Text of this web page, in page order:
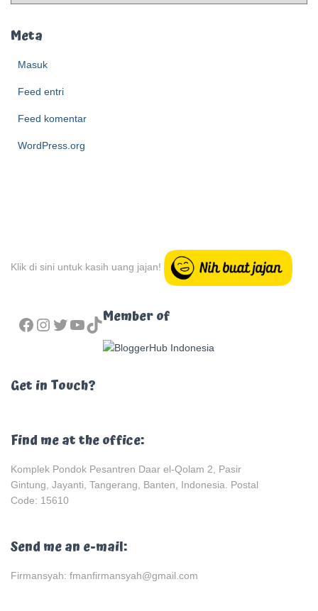
h
Meta
Masuk
Feed entri
Feed komentar
WordPress.org
Klik di sini untuk kasih uang jajan!
FACEBOOK INSTAGRAM TWITTER YOUTUBE TIKTOK
Member of
Get in Touch?
Find me at the office:
Komplek Pondok Pesantren Daar el-Qolam 2, Pasir
Gintung, Jayanti, Tangerang, Banten, Indonesia. Postal
Code: 15610
Send me an e-mail:
Firmansyah: fmanfirmansyah@gmail.com